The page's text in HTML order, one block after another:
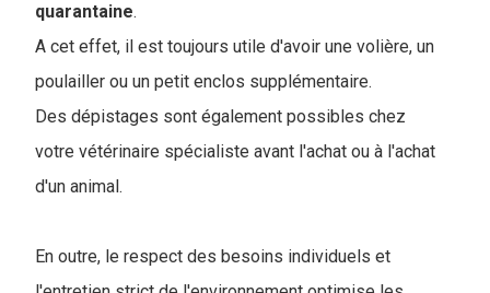
quarantaine.
A cet effet, il est toujours utile d'avoir une volière, un
poulailler ou un petit enclos supplémentaire.
Des dépistages sont également possibles chez
votre vétérinaire spécialiste avant l'achat ou à l'achat
d'un animal.
En outre, le respect des besoins individuels et